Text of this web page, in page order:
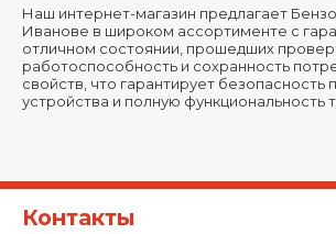
Наш интернет-магазин предлагает
Иванове в широком ассортименте с
отличном состоянии, прошедших
работоспособность и сохранность
свойств, что гарантирует безопасность
устройства и полную функциональность
Контакты